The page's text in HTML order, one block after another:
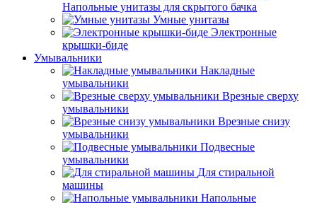
Напольные унитазы для скрытого бачка
Умные унитазы
Электронные
крышки-биде
Умывальники
Накладные
умывальники
Врезные сверху
умывальники
Врезные снизу
умывальники
Подвесные
умывальники
Для стиральной
машины
Напольные